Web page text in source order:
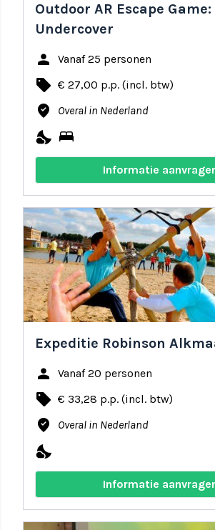
Outdoor AR Escape Game:
Undercover
person Vanaf 25 personen
local_offer € 27,00 p.p. (incl. btw)
where_to_vote Overal in Nederland
nights_stay bed
Informatie
Expeditie Robinson
person Vanaf 20 personen
local_offer € 33,28 p.p. (incl. btw)
where_to_vote Overal in Nederland
nights_stay
Informatie